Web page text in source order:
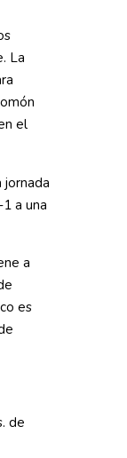
La
el
jornada
a una
a
es